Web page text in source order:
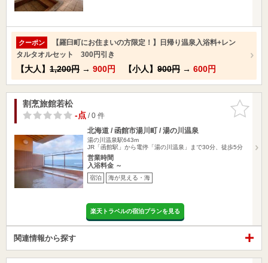
クーポン
【羅臼町にお住まいの方限定！】日帰り温泉入浴料+レン
タルタオルセット 300円引き
【大人】 1,200円 → 900円 【小人】 900円 → 600円
お気に入
りに追加
割烹旅館若松
-点/ 0 件
北海道 / 函館市湯川町 / 湯の川温泉
湯の川温泉駅643m
JR「函館駅」から電停「湯の川温泉」まで30分、徒歩5分
営業時間
入浴料金 ～
宿泊 海が見える・海
楽天トラベルの宿泊プランを見る
関連情報から探す